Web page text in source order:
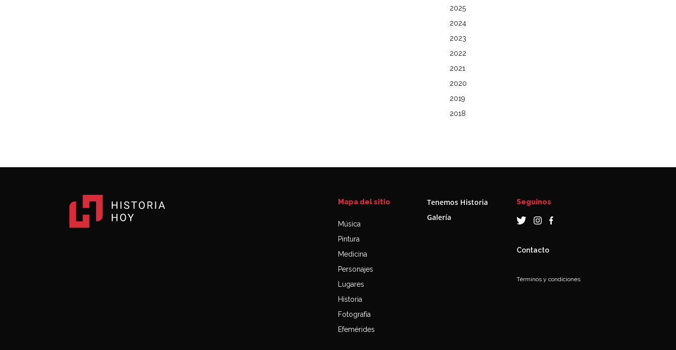
2025
2024
2023
2022
2021
2020
2019
2018
Mapa del sitio
Música
Pintura
Medicina
Personajes
Lugares
Historia
Fotografía
Efemérides
Tenemos Historia
Galería
Seguinos
Contacto
Términos y condiciones